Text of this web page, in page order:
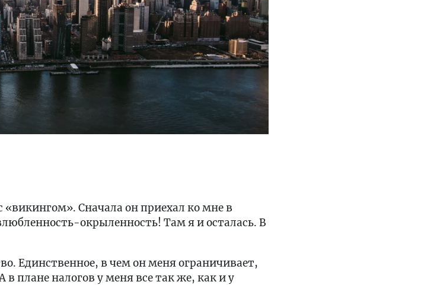
Сначала он приехал ко мне в
окрыленность! Там я и осталась. В
Единственное, в чем он меня ограничивает,
в плане налогов у меня все так же, как и у